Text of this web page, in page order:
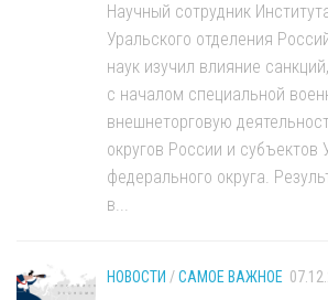
Научный сотрудник
Уральского отделения
наук изучил влияние
с началом специальной
внешнеторговую
округов России и субъектов
федерального округа.
в...
НОВОСТИ /САМОЕ ВАЖНОЕ